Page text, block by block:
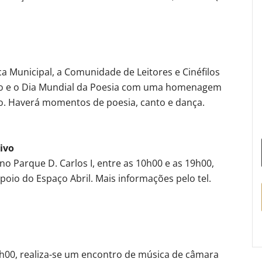
Municipal, a Comunidade de Leitores e Cinéfilos
e o Dia Mundial da Poesia com uma homenagem
Haverá momentos de poesia, canto e dança.
Parque D. Carlos I, entre as 10h00 e as 19h00,
do Espaço Abril. Mais informações pelo tel.
realiza-se um encontro de música de câmara